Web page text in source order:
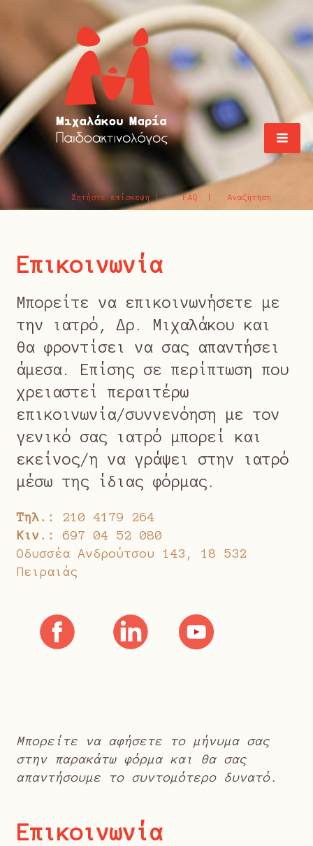
Ζητήστε επίσκεψη | FAQ | Αναζήτηση
Επικοινωνία
Μπορείτε να επικοινωνήσετε με
την ιατρό, Δρ. Μιχαλάκου και
θα φροντίσει να σας απαντήσει
άμεσα. Επίσης σε περίπτωση που
χρειαστεί περαιτέρω
επικοινωνία/συννενόηση με τον
γενικό σας ιατρό μπορεί και
εκείνος/η να γράψει στην ιατρό
μέσω της ίδιας φόρμας.
Τηλ.:
210 4179 264
Κιν.:
697 04 52 080
Οδυσσέα Ανδρούτσου 143, 18 532
Πειραιάς
Μπορείτε να αφήσετε το μήνυμα σας
στην παρακάτω φόρμα και θα σας
απαντήσουμε το συντομότερο δυνατό.
Επικοινωνία